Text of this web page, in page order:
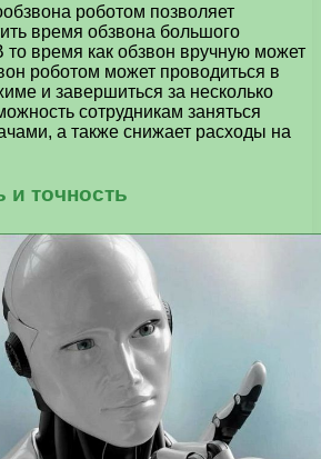
роботом позволяет
время обзвона большого
то время как обзвон вручную может
роботом может проводиться в
и завершиться за несколько
сотрудникам заняться
а также снижает расходы на
точность